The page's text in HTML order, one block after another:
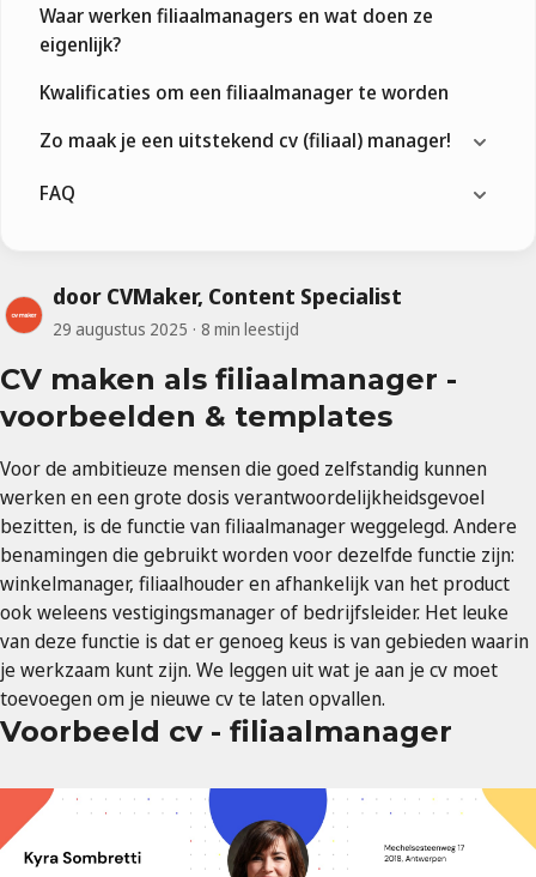
door CVMaker, Content Specialist
29 augustus 2025 8 min leestijd
CV maken als filiaalmanager -
voorbeelden & templates
Voor de ambitieuze mensen die goed zelfstandig kunnen
werken en een grote dosis verantwoordelijkheidsgevoel
bezitten, is de functie van filiaalmanager weggelegd. Andere
benamingen die gebruikt worden voor dezelfde functie zijn:
winkelmanager, filiaalhouder en afhankelijk van het product
ook weleens vestigingsmanager of bedrijfsleider. Het leuke
van deze functie is dat er genoeg keus is van gebieden waarin
je werkzaam kunt zijn. We leggen uit wat je aan je cv moet
toevoegen om je nieuwe cv te laten opvallen.
Voorbeeld cv - filiaalmanager
Waar werken filiaalmanagers en wat doen ze
eigenlijk?
Kwalificaties om een filiaalmanager te worden
Zo maak je een uitstekend cv (filiaal) manager!
FAQ